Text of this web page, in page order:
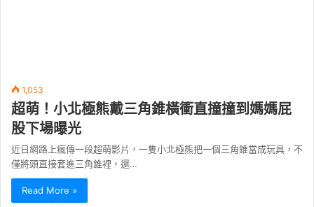
1,053
超萌！小北極熊戴三角錐橫衝直撞撞到媽媽屁
股下場曝光
近日網路上瘋傳一段超萌影片，一隻小北極熊把一個三角錐當成玩具，不
僅將頭直接套進三角錐裡，還…
Read More »